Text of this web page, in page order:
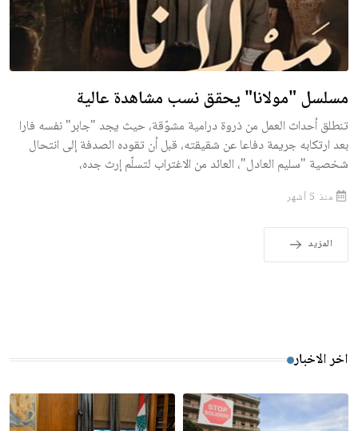
مسلسل "مولانا" يحقق نسب مشاهدة عالية
تنطلق أحداث العمل من ذروة درامية مشوّقة، حيث يجد "جابر" نفسه فارا
بعد ارتكابه جريمة دفاعا عن شقيقته، قبل أن تقوده الصدفة إلى انتحال
شخصية "سليم العادل"، العائد من الاغتراب لتسلّم إرث جده،
منذ 5 أشهر
المزيد
اخر الاخبار